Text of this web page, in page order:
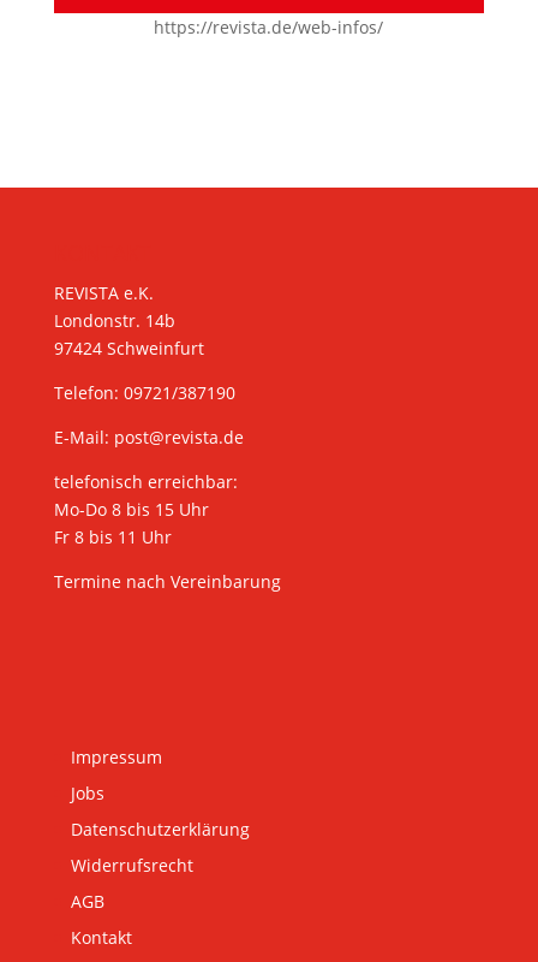
https://revista.de/web-infos/
REVISTA e.K.
Londonstr. 14b
97424 Schweinfurt
Telefon: 09721/387190
E-Mail: post@revista.de
telefonisch erreichbar:
Mo-Do 8 bis 15 Uhr
Fr 8 bis 11 Uhr
Termine nach Vereinbarung
Impressum
Jobs
Datenschutzerklärung
Widerrufsrecht
AGB
Kontakt